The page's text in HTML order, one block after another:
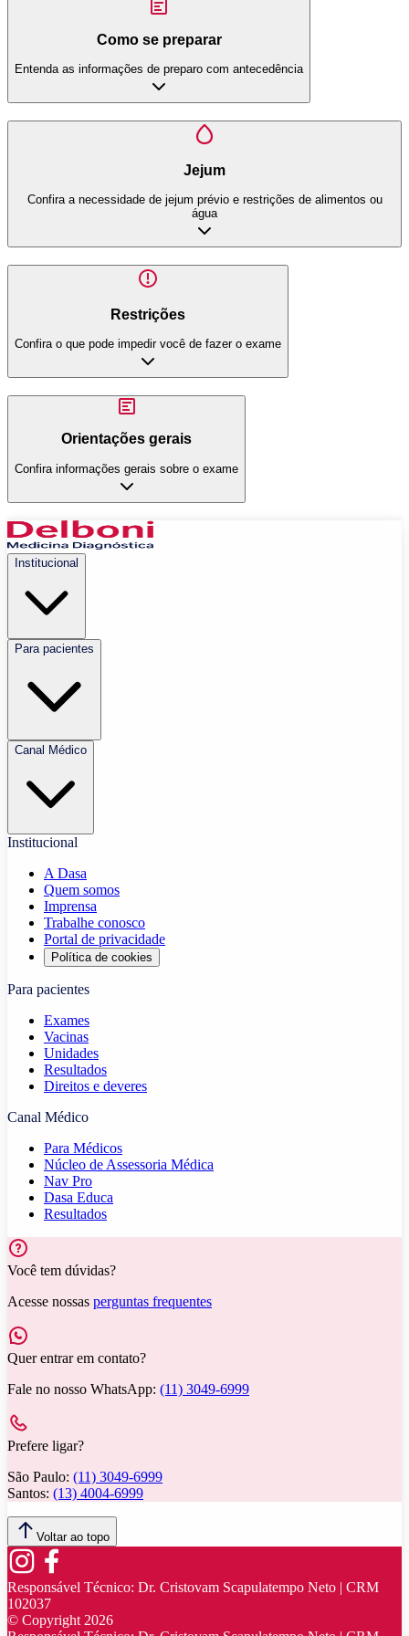
Como se preparar
Entenda as informações de preparo com antecedência
Jejum
Confira a necessidade de jejum prévio e restrições de alimentos ou
água
Restrições
Confira o que pode impedir você de fazer o exame
Orientações gerais
Confira informações gerais sobre o exame
Institucional
Para pacientes
Canal Médico
Institucional
A Dasa
Quem somos
Imprensa
Trabalhe conosco
Portal de privacidade
Política de cookies
Para pacientes
Exames
Vacinas
Unidades
Resultados
Direitos e deveres
Canal Médico
Para Médicos
Núcleo de Assessoria Médica
Nav Pro
Dasa Educa
Resultados
Você tem dúvidas?
Acesse nossas perguntas frequentes
Quer entrar em contato?
Fale no nosso WhatsApp: (11) 3049-6999
Prefere ligar?
São Paulo: (11) 3049-6999
Santos: (13) 4004-6999
Voltar ao topo
Responsável Técnico: Dr. Cristovam Scapulatempo Neto | CRM
102037
© Copyright 2026